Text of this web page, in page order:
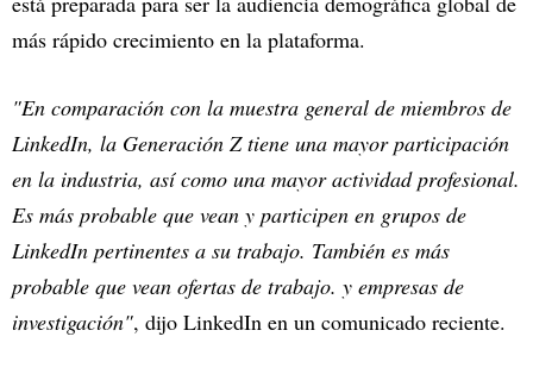
más rápido crecimiento en la plataforma.
"En comparación con la muestra general de miembros de
LinkedIn, la Generación Z tiene una mayor participación
en la industria, así como una mayor actividad profesional.
Es más probable que vean y participen en grupos de
LinkedIn pertinentes a su trabajo. También es más
probable que vean ofertas de trabajo. y empresas de
investigación", dijo LinkedIn en un comunicado reciente.